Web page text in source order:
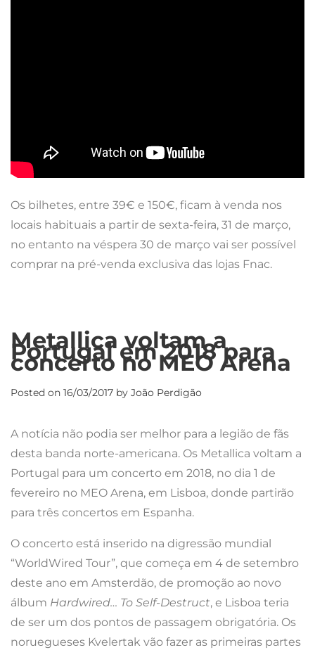
Os bilhetes, entre 39€ e 150€, ficam à venda nos
locais habituais a partir de sexta-feira, 31 de março,
no entanto na véspera 30 de março vai ser possível
comprar na pré-venda exclusiva das lojas Fnac.
Metallica voltam a
Portugal em 2018 para
concerto no MEO Arena
Posted on 16/03/2017 by João Perdigão
A notícia não podia ser melhor para a legião de fãs
desta banda norte-americana. Os Metallica voltam a
Portugal para um concerto em 2018, no dia 1 de
fevereiro no MEO Arena, em Lisboa, donde partirão
para três concertos em Espanha.
O concerto está inserido na digressão mundial
“WorldWired Tour”, que começa em 4 de setembro
deste ano em Amsterdão, de promoção ao novo
álbum Hardwired… To Self-Destruct, e Lisboa teria
de ser um dos pontos de passagem obrigatória. Os
noruegueses Kvelertak vão fazer as primeiras partes